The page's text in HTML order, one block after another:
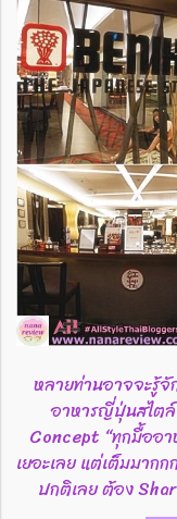
หลายท่านอาจจะรู้
อาหารญี่ปุ่นสไตล์
Concept “ทุกมื้ออา
เยอะเลย แต่เต็มมาก
ปกติเลย ต้อง